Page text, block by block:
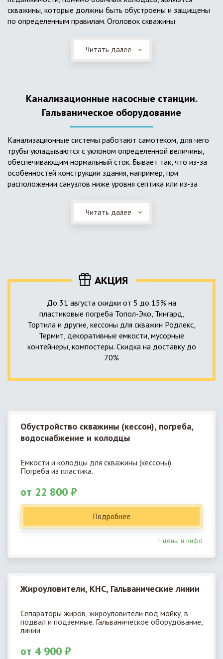
скважины, которые должны быть обустроены и защищены
по определенным правилам. Оголовок скважины
и автоматикой. Все это оборудование способно
подвергаться загрязнению атмосферными и
его работу в нормальном режиме. Лучшим способом
защиты оборудования является устройство герметичной
камеры или кессона, который не только защищает оголовок
скважины от негативных воздействий, но и обеспечивает
удобные условия для обслуживания в любой период года.
Кессон может быть выполнен из обычных железобетонных
колец, но только при отсутствии высокого уровня
подземных вод, так как в этом случае затруднительно
обеспечить требуемую герметичность. Если имеется
достаточную герметичность, недорогие, легко
Читать далее
Канализационные насосные станции.
Гальваническое оборудование
Канализационные системы работают самотеком, для чего
трубы укладываются с уклоном определенной величины,
обеспечивающим нормальный сток. Бывает так, что из-за
особенностей конструкции здания, например, при
расположении санузлов ниже уровня септика или из-за
Единственное решение в таком случае – это
использование КНС – канализационной насосной станции.
до выгребной ямы, септика или станции ГБО.
Читать далее
АКЦИЯ
До 31 августа скидки от 5 до 15% на
пластиковые погреба Топол-Эко, Тингард,
Тортила и другие, кессоны для скважин Родлекс,
Термит, декоративные емкости, мусорные
контейнеры, компостеры. Скидка на доставку до
70%
Обустройство скважины (кессон), погреба,
водоснабжение и колодцы
Емкости и колодцы для скважины (кессоны).
Погреба из пластика.
от 22 800 ₽
Подробнее
↑ цены и инфо
Жироуловители, КНС, Гальванические линии
Сепараторы жиров, жироуловители под мойку, в
подвал и подземные. Гальваническое оборудование,
линии
от 4 900 ₽